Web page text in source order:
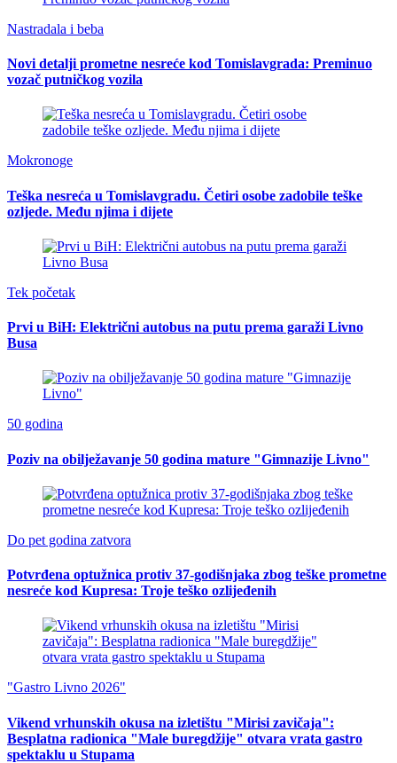
Nastradala i beba
Novi detalji prometne nesreće kod Tomislavgrada: Preminuo
vozač putničkog vozila
Mokronoge
Teška nesreća u Tomislavgradu. Četiri osobe zadobile teške
ozljede. Među njima i dijete
Tek početak
Prvi u BiH: Električni autobus na putu prema garaži Livno
Busa
50 godina
Poziv na obilježavanje 50 godina mature "Gimnazije Livno"
Do pet godina zatvora
Potvrđena optužnica protiv 37-godišnjaka zbog teške prometne
nesreće kod Kupresa: Troje teško ozlijeđenih
"Gastro Livno 2026"
Vikend vrhunskih okusa na izletištu "Mirisi zavičaja":
Besplatna radionica "Male buregdžije" otvara vrata gastro
spektaklu u Stupama